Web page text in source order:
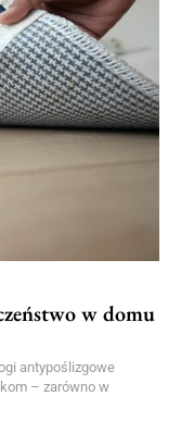
w domu
antypoślizgowe
– zarówno w